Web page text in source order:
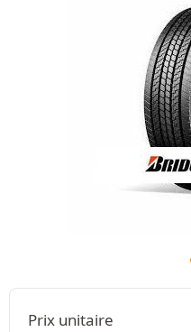
Prix unitaire